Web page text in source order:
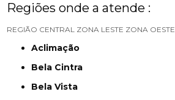
Regiões onde a atende :
REGIÃO CENTRAL ZONA LESTE ZONA OESTE
Aclimação
Bela Cintra
Bela Vista